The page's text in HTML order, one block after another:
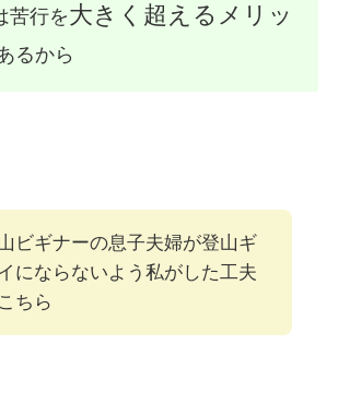
苦行を大きく超えるメリッ
るから
ビギナーの息子夫婦が登山ギ
にならないよう私がした工夫
ちら